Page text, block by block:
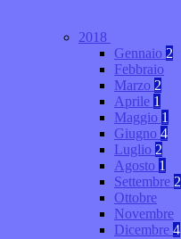
2018
Gennaio 2
Febbraio
Marzo 2
Aprile 1
Maggio 1
Giugno 4
Luglio 2
Agosto 1
Settembre 2
Ottobre
Novembre
Dicembre 4